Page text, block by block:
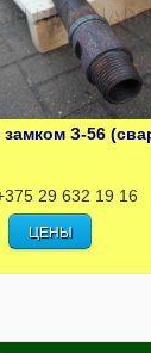
З-56
29 632 19 16
ЦЕНЫ